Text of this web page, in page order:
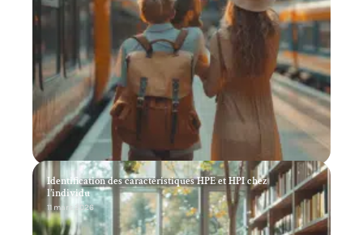
Identification des caractéristiques HPE et HPI chez
l’individu
11 mars 2026